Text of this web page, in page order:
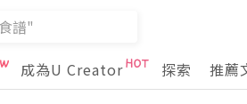
成為U Creator 探索 推薦